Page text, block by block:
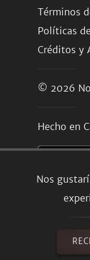
Nos
Términos
Políticas
Créditos y
© 2026
Hecho en